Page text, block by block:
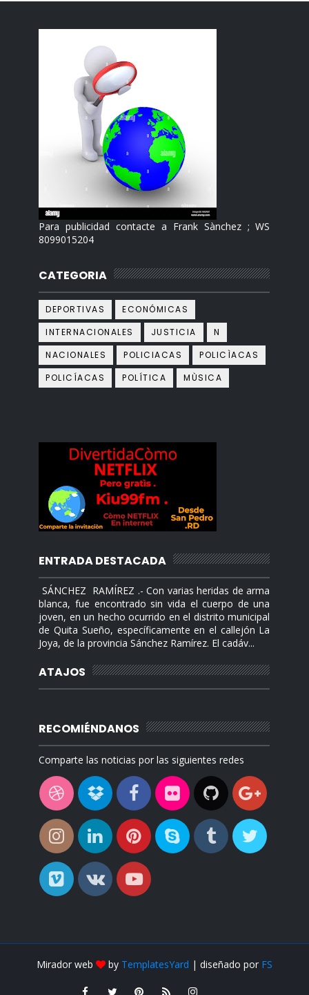
Para publicidad contacte a Frank Sànchez ; WS
8099015204
CATEGORIA
DEPORTIVAS
ECONÓMICAS
INTERNACIONALES
JUSTICIA
N
NACIONALES
POLICIACAS
POLICÌACAS
POLICÍACAS
POLÍTICA MÙSICA
ENTRADA DESTACADA
SÁNCHEZ RAMÍREZ .- Con varias heridas de arma
blanca, fue encontrado sin vida el cuerpo de una
joven, en un hecho ocurrido en el distrito municipal
de Quita Sueño, específicamente en el callejón La
Joya, de la provincia Sánchez Ramírez.​ El cadáv...
ATAJOS
RECOMIÉNDANOS
Comparte las noticias por las siguientes redes
Mirador web by TemplatesYard | diseñado por FS